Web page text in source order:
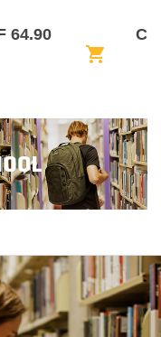
64.90
shopping_cart